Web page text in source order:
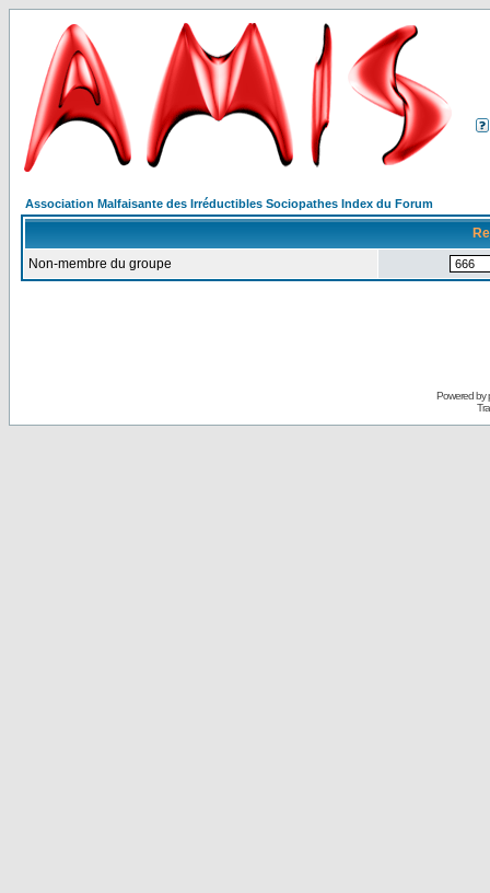
Association Malfaisante des Irréductibles Sociopathes Index du Forum
Non-membre du groupe
Powered by